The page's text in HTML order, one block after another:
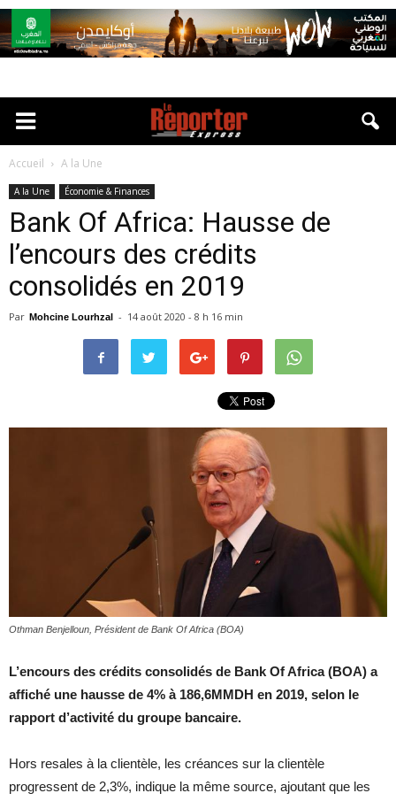
Accueil A la Une
A la Une Économie & Finances
Bank Of Africa: Hausse de
l’encours des crédits
consolidés en 2019
Par Mohcine Lourhzal - 14 août 2020 - 8 h 16 min
Othman Benjelloun, Président de Bank Of Africa (BOA)
L’encours des crédits consolidés de Bank Of Africa (BOA) a
affiché une hausse de 4% à 186,6MMDH en 2019, selon le
rapport d’activité du groupe bancaire.
Hors resales à la clientèle, les créances sur la clientèle
progressent de 2,3%, indique la même source, ajoutant que les